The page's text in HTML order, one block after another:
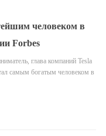
человеком в
Forbes
глава компаний Tesla
самым богатым человеком в